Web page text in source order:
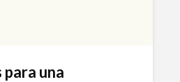
para una